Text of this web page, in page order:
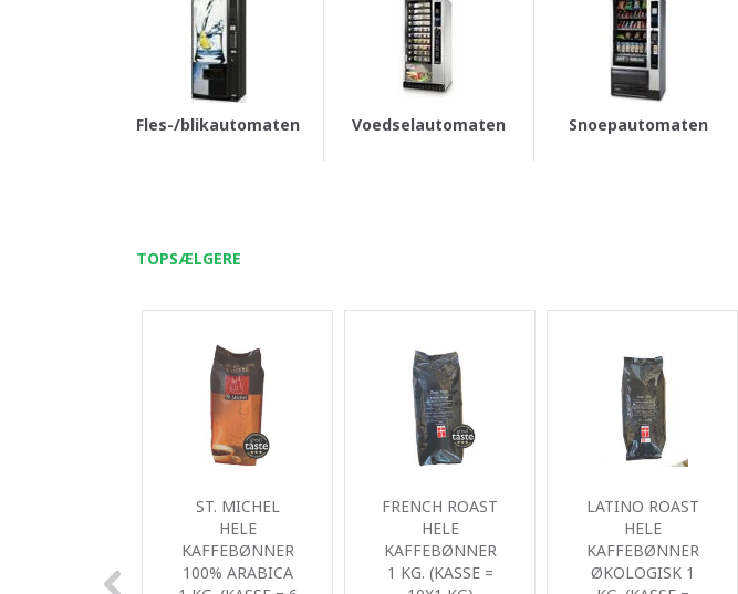
Fles-/blikautomaten Voedselautomaten Snoepautomaten
TOPSÆLGERE
ST. MICHEL
HELE
KAFFEBØNNER
100% ARABICA
FRENCH ROAST
HELE
KAFFEBØNNER
1 KG. (KASSE =
LATINO ROAST
HELE
KAFFEBØNNER
ØKOLOGISK 1